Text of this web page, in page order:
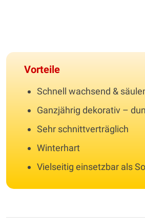
Vorteile
Schnell wachsend &
Ganzjährig dekorativ –
Sehr schnittverträglich
Winterhart
Vielseitig einsetzbar als